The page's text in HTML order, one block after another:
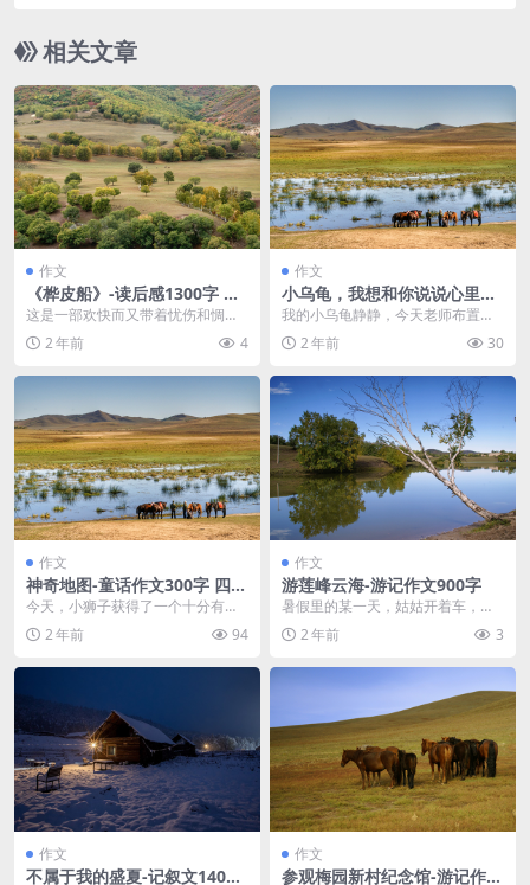
相关文章
作文
《桦皮船》-读后感1300字 高
二作文范文
这是一部欢快而又带着忧伤和惆怅
的小说，一部不仅仅是写给孩子，
而是写给所有人的小说...
2 年前 4
作文
小乌龟，我想和你说说心里话-
书信作文300字 四年级作文范
文
我的小乌龟静静，今天老师布置我
们写一篇“我想和你说说心里话”的作
文，我想借助这次...
2 年前 30
作文
神奇地图-童话作文300字 四年
级作文范文
今天，小狮子获得了一个十分有用
的道具，名为神奇地图，这张地图
神奇的地方就在于它可...
2 年前 94
作文
游莲峰云海-游记作文900字
暑假里的某一天，姑姑开着车，带
着我和妈妈一起去莲峰云海玩。那
天早上六点半，妈妈就...
2 年前 3
作文
不属于我的盛夏-记叙文1400
作文
参观梅园新村纪念馆-游记作文